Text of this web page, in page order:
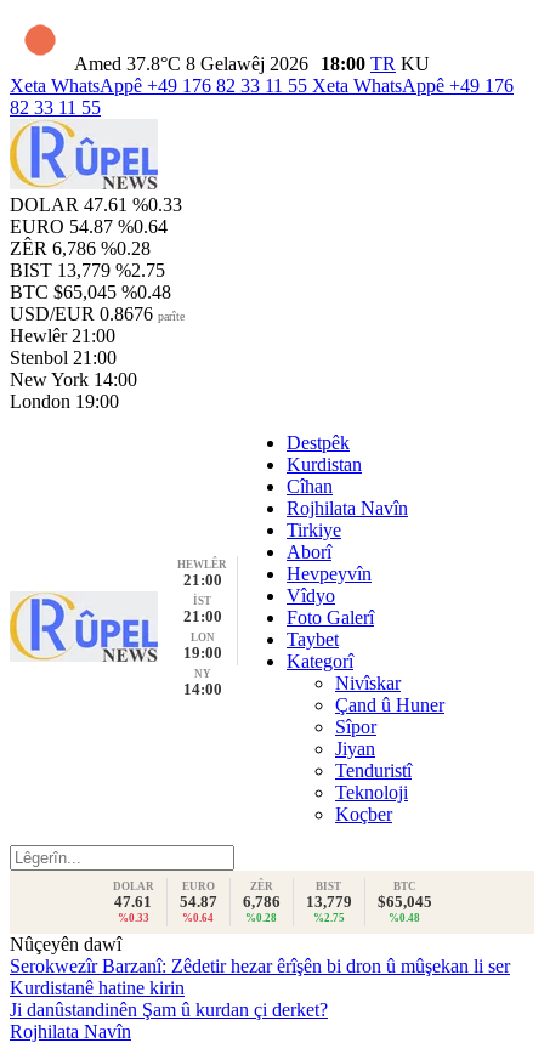
Amed 37.8°C 8 Gelawêj 2026 18:00 TR KU
Xeta WhatsAppê +49 176 82 33 11 55 Xeta WhatsAppê +49 176
82 33 11 55
DOLAR 47.61 %0.33
EURO 54.87 %0.64
ZÊR 6,786 %0.28
BIST 13,779 %2.75
BTC $65,045 %0.48
USD/EUR 0.8676 parîte
Hewlêr 21:00
Stenbol 21:00
New York 14:00
London 19:00
HEWLÊR
21:00
İST
21:00
LON
19:00
NY
14:00
Destpêk
Kurdistan
Cîhan
Rojhilata Navîn
Tirkiye
Aborî
Hevpeyvîn
Vîdyo
Foto Galerî
Taybet
Kategorî
Nivîskar
Çand û Huner
Sîpor
Jiyan
Tenduristî
Teknoloji
Koçber
DOLAR
47.61
%0.33
EURO
54.87
%0.64
ZÊR
6,786
%0.28
BIST
13,779
%2.75
BTC
$65,045
%0.48
Nûçeyên dawî
Serokwezîr Barzanî: Zêdetir hezar êrîşên bi dron û mûşekan li ser
Kurdistanê hatine kirin
Ji danûstandinên Şam û kurdan çi derket?
Rojhilata Navîn